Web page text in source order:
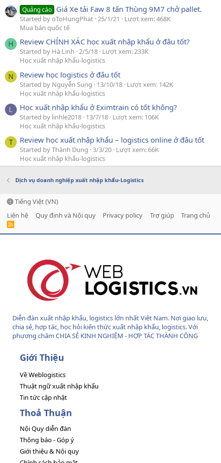
Quảng cáo Giá Xe tải Faw 8 tấn Thùng 9M7 chở pallet.
Started by oToHungPhat 25/1/21
Lượt xem: 468K
Mua bán quốc tế
H Review CHÍNH XÁC học xuất nhập khẩu ở đâu tốt?
Started by Hà Linh 2/5/18 Lượt xem: 233K
Học xuất nhập khẩu-logistics
N Review học logistics ở đâu tốt
Started by Nguyễn Sung 13/10/18 Lượt xem: 142K
Học xuất nhập khẩu-logistics
L Học xuất nhập khẩu ở Eximtrain có tốt không?
Started by linhle2018 13/7/18 Lượt xem: 106K
Học xuất nhập khẩu-logistics
T Review học xuất nhập khẩu – logistics online ở đâu tốt
Started by Thành Dung 3/3/20 Lượt xem: 66K
Học xuất nhập khẩu-logistics
Dịch vụ doanh nghiệp xuất nhập khẩu-Logistics
Tiếng Việt (VN)
Liên hệ
Quy định và Nội quy Privacy policy Trợ giúp Trang chủ
R
Diễn đàn xuất nhập khẩu, logistics lớn nhất Việt Nam. Nơi giao lưu,
chia sẻ, hợp tác, học hỏi kiến thức xuất nhập khẩu, logistics. Với
phương châm CHIA SẺ KINH NGHIỆM - HỢP TÁC THÀNH CÔNG
Giới Thiệu
Về Weblogistics
Thuật ngữ xuất nhập khẩu
Tin tức cập nhật
Thoả Thuận
Nội Quy diễn đàn
Thông báo - Góp ý
Giới thiệu & Nội quy